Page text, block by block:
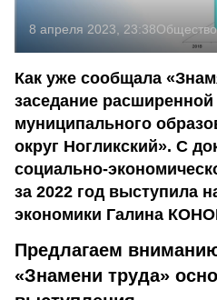
8 апреля 2023, 23:38Общество
Как уже сообщала
заседание
муниципального
округ Ногликский». С
социально-
за 2022 год выступила
экономики Галина
Предлагаем
«Знамени труда»